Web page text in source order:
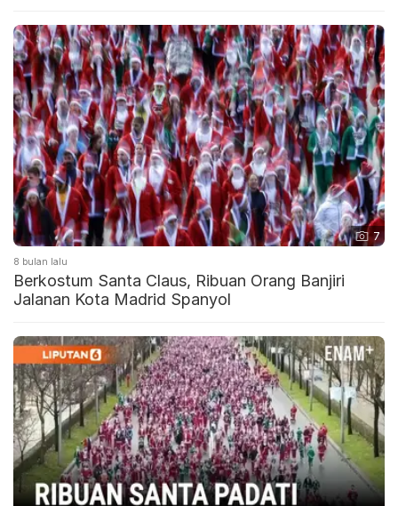
7
8 bulan lalu
Berkostum Santa Claus, Ribuan Orang Banjiri
Jalanan Kota Madrid Spanyol